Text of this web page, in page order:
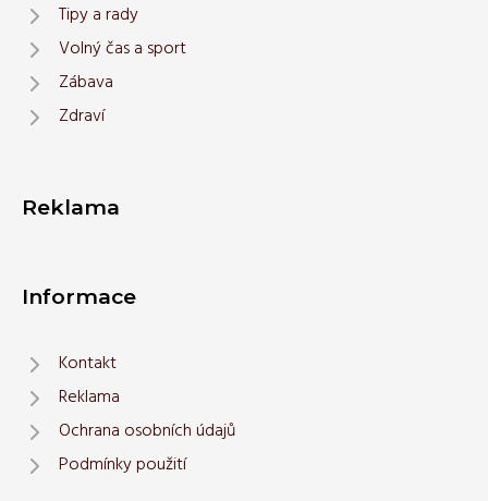
Tipy a rady
Volný čas a sport
Zábava
Zdraví
Reklama
Informace
Kontakt
Reklama
Ochrana osobních údajů
Podmínky použití